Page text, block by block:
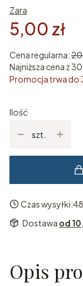
Zara
5,00 zł
Cena regularna:
Najniższa cena z
Promocja trwa do
Ilość
szt.
Czas wysyłki:
Dostawa od
Opis